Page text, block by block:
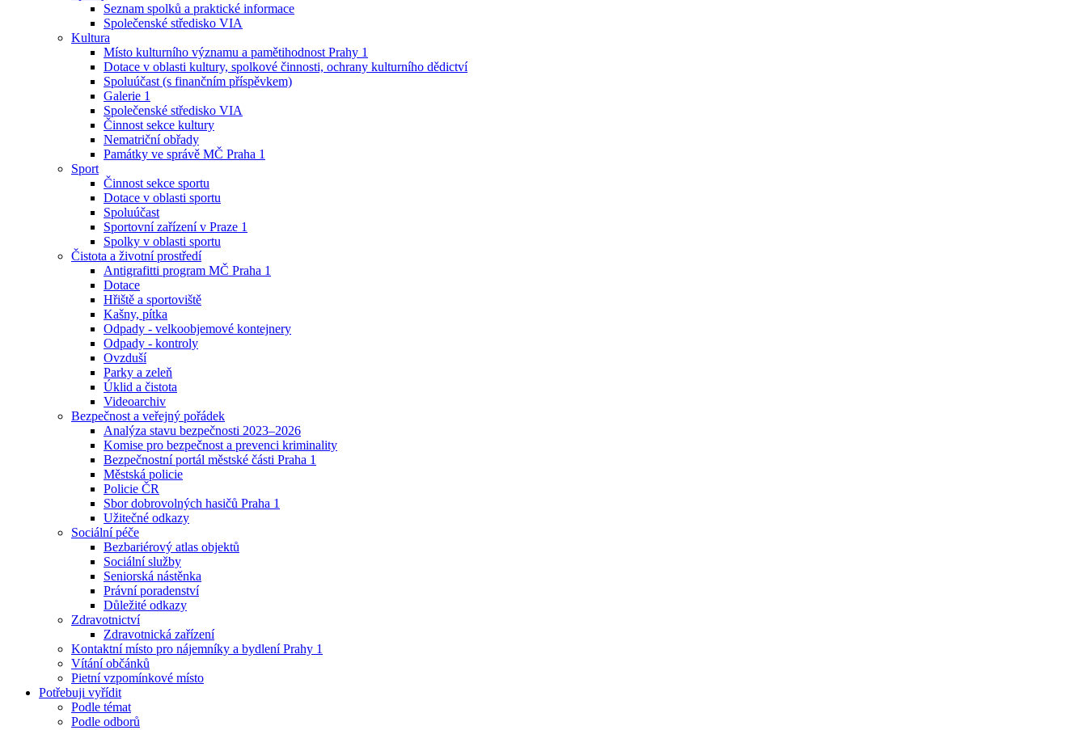
Seznam spolků a praktické informace
Společenské středisko VIA
Kultura
Místo kulturního významu a pamětihodnost Prahy 1
Dotace v oblasti kultury, spolkové činnosti, ochrany kulturního dědictví
Spoluúčast (s finančním příspěvkem)
Galerie 1
Společenské středisko VIA
Činnost sekce kultury
Nematriční obřady
Památky ve správě MČ Praha 1
Sport
Činnost sekce sportu
Dotace v oblasti sportu
Spoluúčast
Sportovní zařízení v Praze 1
Spolky v oblasti sportu
Čistota a životní prostředí
Antigrafitti program MČ Praha 1
Dotace
Hřiště a sportoviště
Kašny, pítka
Odpady - velkoobjemové kontejnery
Odpady - kontroly
Ovzduší
Parky a zeleň
Úklid a čistota
Videoarchiv
Bezpečnost a veřejný pořádek
Analýza stavu bezpečnosti 2023–2026
Komise pro bezpečnost a prevenci kriminality
Bezpečnostní portál městské části Praha 1
Městská policie
Policie ČR
Sbor dobrovolných hasičů Praha 1
Užitečné odkazy
Sociální péče
Bezbariérový atlas objektů
Sociální služby
Seniorská nástěnka
Právní poradenství
Důležité odkazy
Zdravotnictví
Zdravotnická zařízení
Kontaktní místo pro nájemníky a bydlení Prahy 1
Vítání občánků
Pietní vzpomínkové místo
Potřebuji vyřídit
Podle témat
Podle odborů